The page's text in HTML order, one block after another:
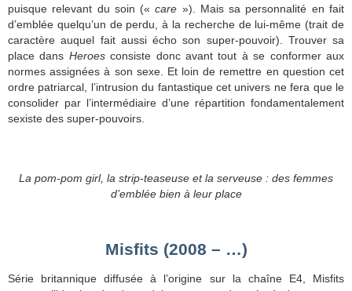
puisque relevant du soin («care »). Mais sa personnalité en fait
d’emblée quelqu’un de perdu, à la recherche de lui-même (trait de
caractère auquel fait aussi écho son super-pouvoir). Trouver sa
place dans Heroesconsiste donc avant tout à se conformer aux
normes assignées à son sexe. Et loin de remettre en question cet
ordre patriarcal, l’intrusion du fantastique cet univers ne fera que le
consolider par l’intermédiaire d’une répartition fondamentalement
sexiste des super-pouvoirs.
La pom-pom girl, la strip-teaseuse et la serveuse : des femmes
d’emblée bien à leur place
Misfits (2008 – …)
Série britannique diffusée à l’origine sur la chaîne E4, Misfits